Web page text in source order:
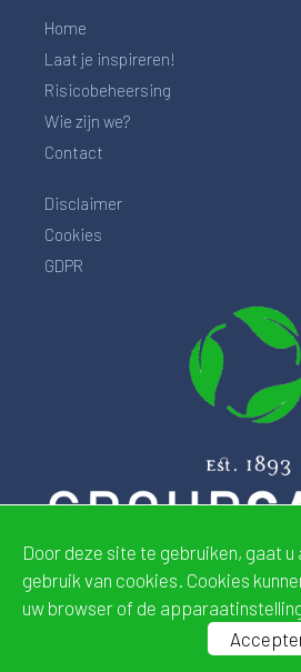
Door deze site te gebruiken, gaat
gebruik van cookies. Cookies
uw browser of de
Home
Laat je inspireren!
Risicobeheersing
Wie zijn we?
Contact
Disclaimer
Cookies
GDPR